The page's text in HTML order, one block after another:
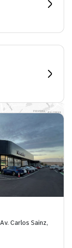
Carlos Sainz,